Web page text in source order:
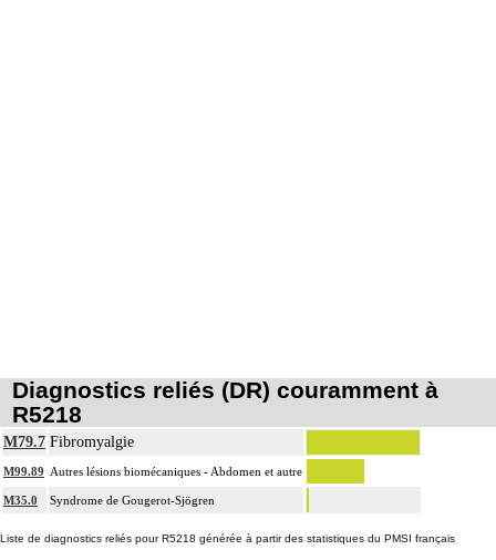
Diagnostics reliés (DR) couramment à
R5218
M79.7 Fibromyalgie
M99.89 Autres lésions biomécaniques - Abdomen et autre
M35.0 Syndrome de Gougerot-Sjögren
Liste de diagnostics reliés pour R5218 générée à partir des statistiques du PMSI français